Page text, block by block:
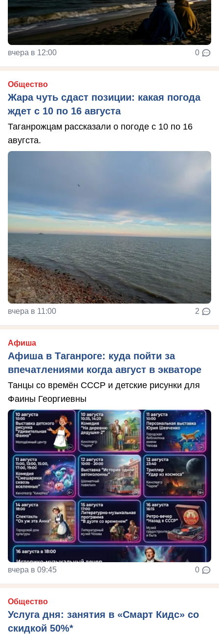
вчера в 12:00 0
Общество
Жара чуть сдаст позиции: какая погода
ждет с 10 по 16 августа
Таганрожцам рассказали о погоде с 10 по 16
авугста.
вчера в 11:00 2
Афиша
Афиша в Таганроге: куда пойти за
впечатлениями когда август в экваторе
Танцы со времён СССР и детские рисунки для
Фаины Георгиевны
вчера в 09:45 0
Общество
Услуга дня: занятия в «Смарт Кидс» со
скидкой 50%*